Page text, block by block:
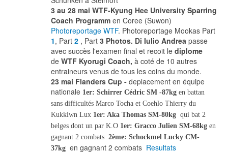
3 au 28 mai WTF-Kyung Hee University Sparring
Coach Programm en Coree (Suwon)
Photoreportage WTF. Photoreportage Mookas Part
1, Part 2 , Part 3 Photos. Di Iulio Andrea passe
avec succès l'examen final et recoit le diplome
de WTF Kyorugi Coach, à coté de 10 autres
entraineurs venus de tous les coins du monde.
23 mai Flanders Cup - deplacement en équipe
nationale 1er: Schirrer Cédric SM -87kg en battan
sans difficultés Marco Tocha et Coehlo Thierry du
Kukkiwn Lux 1er: Aka Thomas SM-80kg qui bat 2
belges dont un par K.O 1er: Gracco Julien SM-68kg en
gagnant 2 combats 2ème: Schockmel Lucky CM-
37kg en gagnant 2 combats Resultats